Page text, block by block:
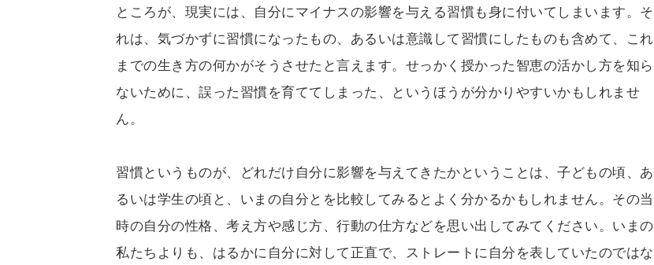
ところが、現実には、自分にマイナスの影響を与える習慣も身に付いてしまいます。そ
れは、気づかずに習慣になったもの、あるいは意識して習慣にしたものも含めて、これ
までの生き方の何かがそうさせたと言えます。せっかく授かった智恵の活かし方を知ら
ないために、誤った習慣を育ててしまった、というほうが分かりやすいかもしれませ
ん。
習慣というものが、どれだけ自分に影響を与えてきたかということは、子どもの頃、あ
るいは学生の頃と、いまの自分とを比較してみるとよく分かるかもしれません。その当
時の自分の性格、考え方や感じ方、行動の仕方などを思い出してみてください。いまの
私たちよりも、はるかに自分に対して正直で、ストレートに自分を表していたのではな